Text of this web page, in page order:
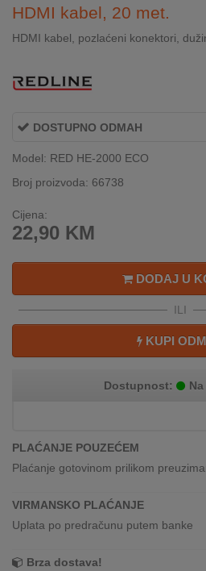
PC
MOJ
NALOG
BRENDOVI
KUPOVINA
NA
REKLAMACIJA
SERVIS
HDMI kabel, 20 met.
HDMI kabel, pozlaćeni konektori,
DOSTUPNO ODMAH
Model: RED HE-2000 ECO
Broj proizvoda: 66738
Cijena:
22,90 KM
DODAJ U
ILI
KUPI
Dostupnost:
PLAĆANJE POUZEĆEM
Plaćanje gotovinom prilikom
VIRMANSKO PLAĆANJE
Uplata po predračunu putem banke
Brza dostava!